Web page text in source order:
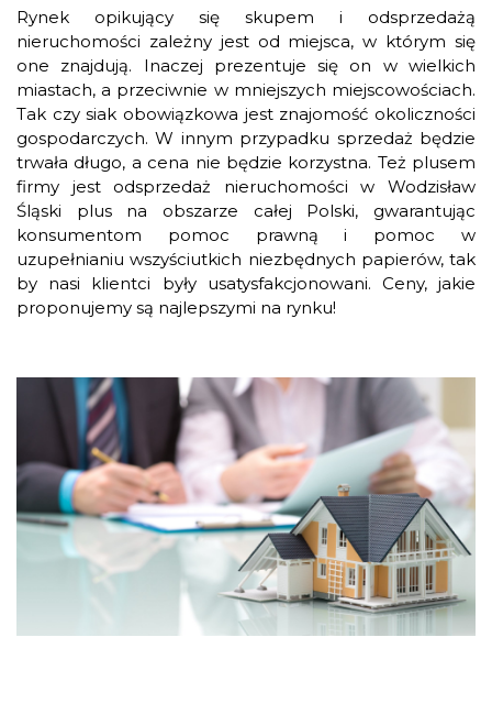
Rynek opikujący się skupem i odsprzedażą
nieruchomości zależny jest od miejsca, w którym się
one znajdują. Inaczej prezentuje się on w wielkich
miastach, a przeciwnie w mniejszych miejscowościach.
Tak czy siak obowiązkowa jest znajomość okoliczności
gospodarczych. W innym przypadku sprzedaż będzie
trwała długo, a cena nie będzie korzystna. Też plusem
firmy jest odsprzedaż nieruchomości w Wodzisław
Śląski plus na obszarze całej Polski, gwarantując
konsumentom pomoc prawną i pomoc w
uzupełnianiu wszyściutkich niezbędnych papierów, tak
by nasi klientci były usatysfakcjonowani. Ceny, jakie
proponujemy są najlepszymi na rynku!